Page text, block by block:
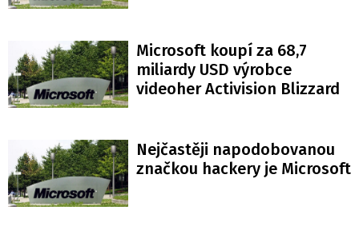
Microsoft koupí za 68,7
miliardy USD výrobce
videoher Activision Blizzard
Nejčastěji napodobovanou
značkou hackery je Microsoft